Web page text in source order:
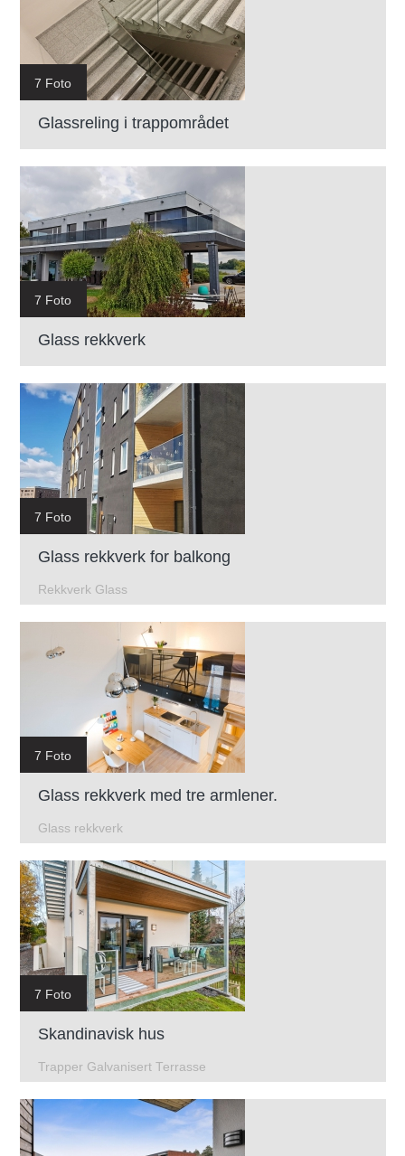
7 Foto
Glassreling i trappområdet
7 Foto
Glass rekkverk
7 Foto
Glass rekkverk for balkong
Rekkverk Glass
7 Foto
Glass rekkverk med tre armlener.
Glass rekkverk
7 Foto
Skandinavisk hus
Trapper Galvanisert Terrasse